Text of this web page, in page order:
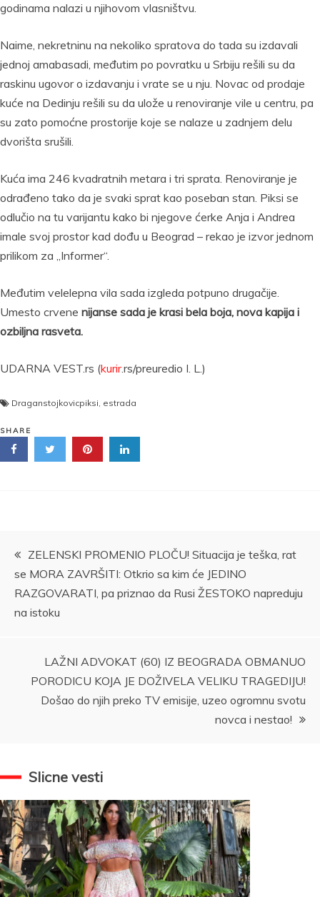
godinama nalazi u njihovom vlasništvu.
Naime, nekretninu na nekoliko spratova do tada su izdavali
jednoj amabasadi, međutim po povratku u Srbiju rešili su da
raskinu ugovor o izdavanju i vrate se u nju. Novac od prodaje
kuće na Dedinju rešili su da ulože u renoviranje vile u centru, pa
su zato pomoćne prostorije koje se nalaze u zadnjem delu
dvorišta srušili.
Kuća ima 246 kvadratnih metara i tri sprata. Renoviranje je
odrađeno tako da je svaki sprat kao poseban stan. Piksi se
odlučio na tu varijantu kako bi njegove ćerke Anja i Andrea
imale svoj prostor kad dođu u Beograd – rekao je izvor jednom
prilikom za „Informer“.
Međutim velelepna vila sada izgleda potpuno drugačije.
Umesto crvene nijanse sada je krasi bela boja, nova kapija i
ozbiljna rasveta.
UDARNA VEST.rs (kurir.rs/preuredio I. L.)
Draganstojkovicpiksi, estrada
SHARE
Kretanje
članka
ZELENSKI PROMENIO PLOČU! Situacija je teška, rat
se MORA ZAVRŠITI: Otkrio sa kim će JEDINO
RAZGOVARATI, pa priznao da Rusi ŽESTOKO napreduju
na istoku
LAŽNI ADVOKAT (60) IZ BEOGRADA OBMANUO
PORODICU KOJA JE DOŽIVELA VELIKU TRAGEDIJU!
Došao do njih preko TV emisije, uzeo ogromnu svotu
novca i nestao!
Slicne vesti